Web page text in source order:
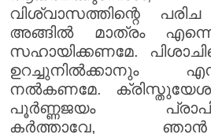
വിശ്വാസത്തിന്റെ
അങ്ങിൽ മാത്രം എന്നെ
സഹായിക്കണമേ.
ഉറച്ചുനിൽക്കാനും
നൽകണമേ.
പൂർണ്ണജയം
കർത്താവേ,